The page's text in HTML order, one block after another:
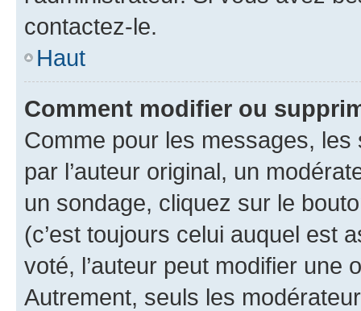
contactez-le.
Haut
Comment modifier ou
Comme pour les messages,
par l’auteur original, un
un sondage, cliquez sur le
(c’est toujours celui auquel est
voté, l’auteur peut modifier une
Autrement, seuls les